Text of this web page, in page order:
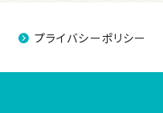
プライバシーポリシー